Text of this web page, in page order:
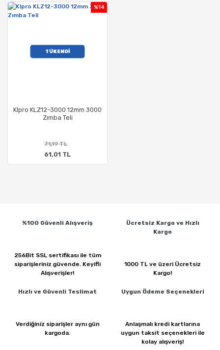
TÜKENDİ
Klpro KLZ12-3000 12mm 3000
Zımba Teli
%14
71,19 TL
61,01 TL
%100 Güvenli Alışveriş
256Bit SSL sertifikası ile tüm
siparişleriniz güvende. Keyifli
Alışverişler!
Ücretsiz Kargo ve Hızlı
Kargo
1000 TL ve üzeri Ücretsiz
Kargo!
Hızlı ve Güvenli Teslimat
Verdiğiniz siparişler aynı gün
kargoda.
Uygun Ödeme Seçenekleri
Anlaşmalı kredi kartlarına
uygun taksit seçenekleri ile
kolay alışveriş!